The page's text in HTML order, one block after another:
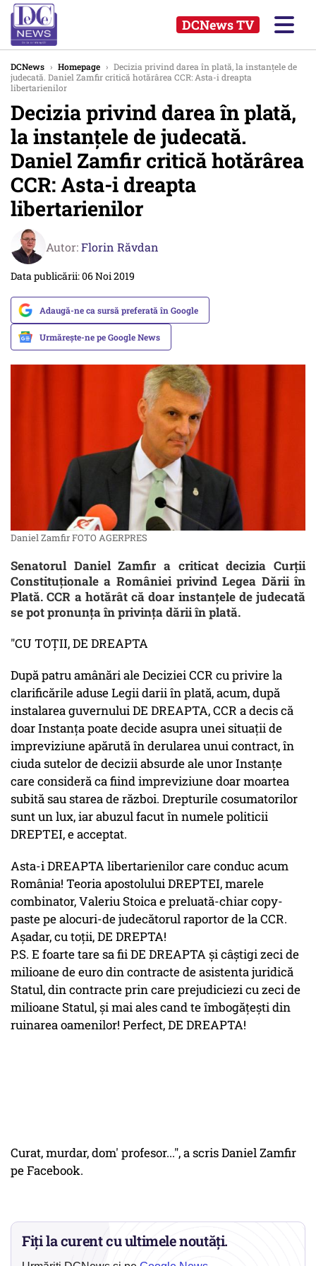
DCNews TV
DCNews › Homepage › Decizia privind darea în plată, la instanţele de
judecată. Daniel Zamfir critică hotărârea CCR: Asta-i dreapta
libertarienilor
Decizia privind darea în plată,
la instanţele de judecată.
Daniel Zamfir critică hotărârea
CCR: Asta-i dreapta
libertarienilor
Autor:Florin Răvdan
Data publicării: 06 Noi 2019
Adaugă-ne ca sursă preferată în Google
Urmărește-ne pe Google News
Daniel Zamfir FOTO AGERPRES
Senatorul Daniel Zamfir a criticat decizia Curţii
Constituţionale a României privind Legea Dării în
Plată. CCR a hotărât că doar instanţele de judecată
se pot pronunţa în privinţa dării în plată.
"CU TOŢII, DE DREAPTA
După patru amânări ale Deciziei CCR cu privire la
clarificările aduse Legii darii în plată, acum, după
instalarea guvernului DE DREAPTA, CCR a decis că
doar Instanţa poate decide asupra unei situații de
impreviziune apărută în derularea unui contract, în
ciuda sutelor de decizii absurde ale unor Instanțe
care consideră ca fiind impreviziune doar moartea
subită sau starea de război. Drepturile cosumatorilor
sunt un lux, iar abuzul facut în numele politicii
DREPTEI, e acceptat.
Asta-i DREAPTA libertarienilor care conduc acum
România! Teoria apostolului DREPTEI, marele
combinator, Valeriu Stoica e preluată-chiar copy-
paste pe alocuri-de judecătorul raportor de la CCR.
Așadar, cu toții, DE DREPTA!
P.S. E foarte tare sa fii DE DREAPTA și câștigi zeci de
milioane de euro din contracte de asistenta juridică
Statul, din contracte prin care prejudiciezi cu zeci de
milioane Statul, și mai ales cand te îmbogățești din
ruinarea oamenilor! Perfect, DE DREAPTA!
Curat, murdar, dom' profesor...", a scris Daniel Zamfir
pe Facebook.
Fiți la curent cu ultimele noutăți.